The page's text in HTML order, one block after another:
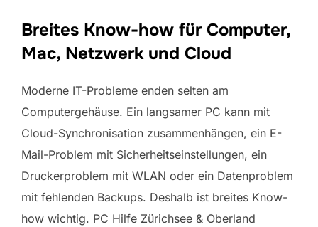
Breites Know-how für Computer,
Mac, Netzwerk und Cloud
Moderne IT-Probleme enden selten am
Computergehäuse. Ein langsamer PC kann mit
Cloud-Synchronisation zusammenhängen, ein E-
Mail-Problem mit Sicherheitseinstellungen, ein
Druckerproblem mit WLAN oder ein Datenproblem
mit fehlenden Backups. Deshalb ist breites Know-
how wichtig. PC Hilfe Zürichsee & Oberland